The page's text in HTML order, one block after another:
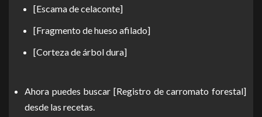
[Escama de celaconte]
[Fragmento de hueso afilado]
[Corteza de árbol dura]
Ahora puedes buscar [Registro de carromato forestal]
desde las recetas.